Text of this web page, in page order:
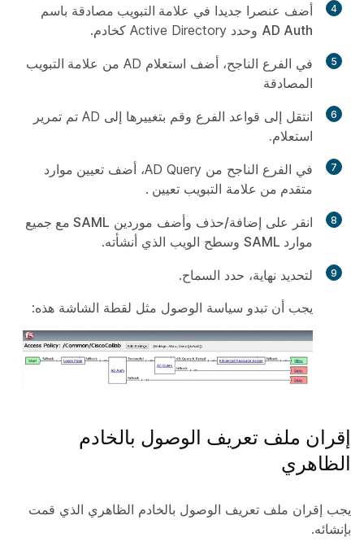
4 أضف عنصرا جديدا في علامة التبويب مصادقة باسم
AD Auth وحدد Active Directory كخادم.
5 في الفرع الناجح، أضف استعلام AD من
علامة التبويب
المصادقة
6 انتقل إلى قواعد الفرع وقم بتغييرها إلى
AD تم تمرير
استعلام.
7 في الفرع الناجح من AD Query، أضف
تعيين موارد
متقدم من علامة التبويب تعيين .
8 انقر على إضافة/حذف وأضف موردين
SAML مع جميع
موارد SAML
وسطح الويب الذي أنشأته.
9 لتحديد نهاية، حدد السماح.
يجب أن تبدو سياسة الوصول مثل لقطة الشاشة هذه:
إقران ملف تعريف الوصول بالخادم
الظاهري
يجب إقران ملف تعريف الوصول بالخادم الظاهري الذي قمت
بإنشائه.